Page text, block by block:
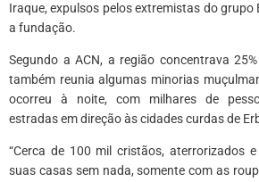
Iraque, expulsos pelos extremistas do
a fundação.
Segundo a ACN, a região concentrava
também reunia algumas minorias
ocorreu à noite, com milhares de
estradas em direção às cidades curdas de
“Cerca de 100 mil cristãos, aterrorizados
suas casas sem nada, somente com as